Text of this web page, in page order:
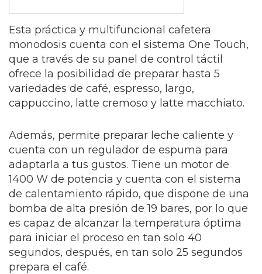
Esta práctica y multifuncional cafetera
monodosis cuenta con el sistema One Touch,
que a través de su panel de control táctil
ofrece la posibilidad de preparar hasta 5
variedades de café, espresso, largo,
cappuccino, latte cremoso y latte macchiato.
Además, permite preparar leche caliente y
cuenta con un regulador de espuma para
adaptarla a tus gustos. Tiene un motor de
1400 W de potencia y cuenta con el sistema
de calentamiento rápido, que dispone de una
bomba de alta presión de 19 bares, por lo que
es capaz de alcanzar la temperatura óptima
para iniciar el proceso en tan solo 40
segundos, después, en tan solo 25 segundos
prepara el café.